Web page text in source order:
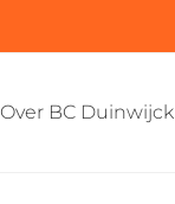
Over BC Duinwijck